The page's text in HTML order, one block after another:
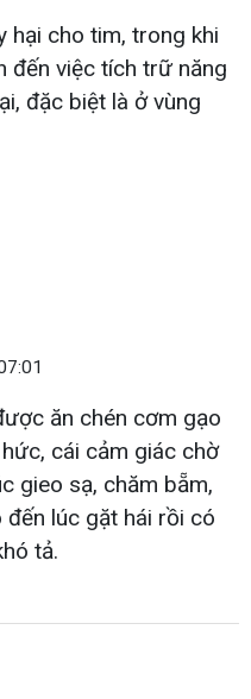
hại cho tim, trong khi
đến việc tích trữ năng
đặc biệt là ở vùng
ăn chén cơm gạo
cái cảm giác chờ
gieo sạ, chăm bẵm,
lúc gặt hái rồi có
tả.